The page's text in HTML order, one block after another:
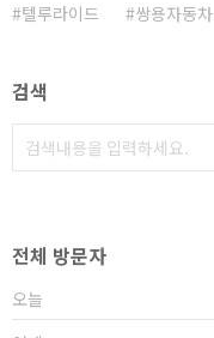
텔루라이드
쌍용자동차
검색
전체 방문자
오늘